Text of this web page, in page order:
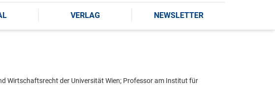
VERLAG NEWSLETTER
Wirtschaftsrecht der Universität Wien; Professor am Institut für